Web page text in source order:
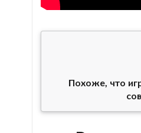
Похоже, что